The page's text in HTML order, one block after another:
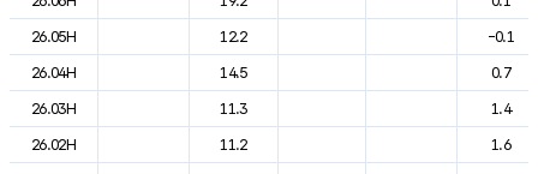
26.05H
12.2
-0.1
26.04H
14.5
0.7
26.03H
11.3
1.4
26.02H
11.2
1.6